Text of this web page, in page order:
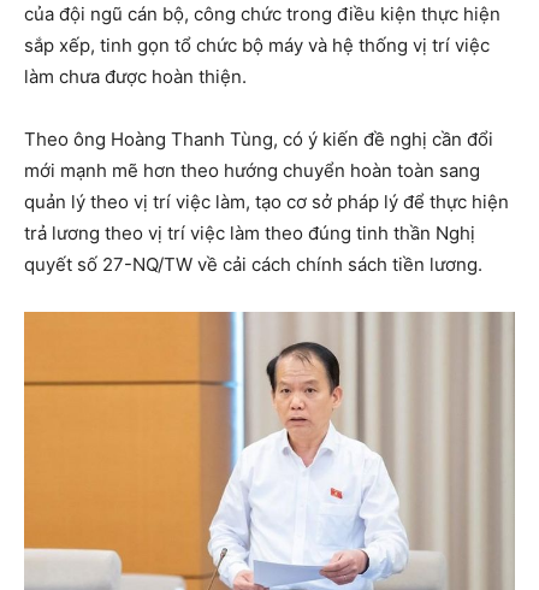
của đội ngũ cán bộ, công chức trong điều kiện thực hiện
sắp xếp, tinh gọn tổ chức bộ máy và hệ thống vị trí việc
làm chưa được hoàn thiện.
Theo ông Hoàng Thanh Tùng, có ý kiến đề nghị cần đổi
mới mạnh mẽ hơn theo hướng chuyển hoàn toàn sang
quản lý theo vị trí việc làm, tạo cơ sở pháp lý để thực hiện
trả lương theo vị trí việc làm theo đúng tinh thần Nghị
quyết số 27-NQ/TW về cải cách chính sách tiền lương.